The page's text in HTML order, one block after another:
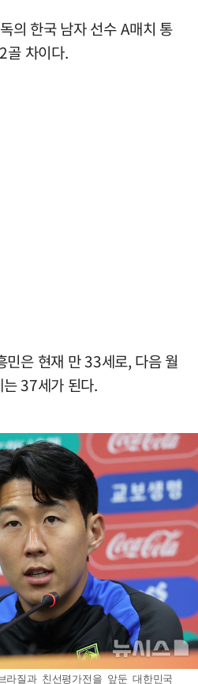
의 한국 남자 선수 A매치 통
골 차이다.
은 현재 만 33세로, 다음 월
37세가 된다.
질과 친선평가전을 앞둔 대한민국